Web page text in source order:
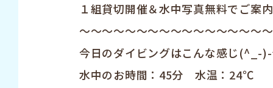
１組貸切開催＆水中写真無料でご案
～～～～～～～～～～～～～～～～
今日のダイビングはこんな感じ(^_-
水中のお時間：45分 水温：24℃